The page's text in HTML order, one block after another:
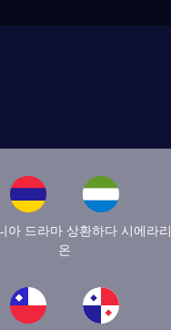
아 드라마 상환하다 시에라리
온